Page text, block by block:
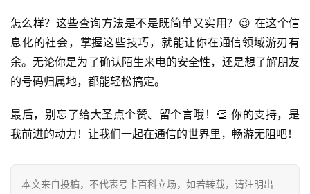
识
行
业
讯
量
卡
投稿
怎么样？这些查询方法是不是既简单又实用？😉 在这个信
息化的社会，掌握这些技巧，就能让你在通信领域游刃有
余。无论你是为了确认陌生来电的安全性，还是想了解朋友
的号码归属地，都能轻松搞定。
最后，别忘了给大圣点个赞、留个言哦！👏 你的支持，是
我前进的动力！让我们一起在通信的世界里，畅游无阻吧！
本文来自投稿，不代表号卡百科立场，如若转载，请注明出